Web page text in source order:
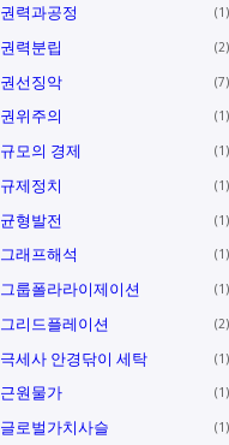
권력과공정 1
권력분립 2
권선징악 7
권위주의 1
규모의 경제 1
규제정치 1
균형발전 1
그래프해석 1
그룹폴라라이제이션 1
그리드플레이션 2
극세사 안경닦이 세탁 1
근원물가 1
글로벌가치사슬 1